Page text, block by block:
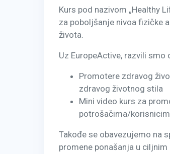
Kurs pod nazivom „Healthy
za poboljšanje nivoa fizičke
života.
Uz EuropeActive, razvili smo
Promotere zdravog
zdravog životnog stila
Mini video kurs za
potrošačima/
Takođe se obavezujemo na
promene ponašanja u ciljnim